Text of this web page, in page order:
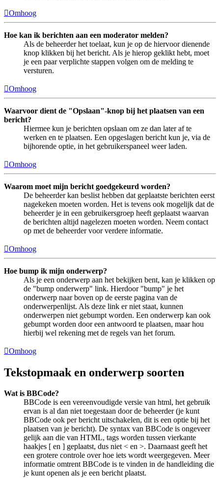
Omhoog
Hoe kan ik berichten aan een moderator melden?
Als de beheerder het toelaat, kun je op de hiervoor dienende
knop klikken bij het bericht. Als je hierop geklikt hebt, moet
je een paar verplichte stappen volgen om de melding te
versturen.
Omhoog
Waarvoor dient de "Opslaan"-knop bij het plaatsen van een
bericht?
Hiermee kun je berichten opslaan om ze dan later af te
werken en te plaatsen. Een opgeslagen bericht kun je, via de
bijhorende optie, in het gebruikerspaneel weer laden.
Omhoog
Waarom moet mijn bericht goedgekeurd worden?
De beheerder kan beslist hebben dat geplaatste berichten eerst
nagekeken moeten worden. Het is tevens ook mogelijk dat de
beheerder je in een gebruikersgroep heeft geplaatst waarvan
de berichten altijd nagelezen moeten worden. Neem contact
op met de beheerder voor verdere informatie.
Omhoog
Hoe bump ik mijn onderwerp?
Als je een onderwerp aan het bekijken bent, kan je klikken op
de "bump onderwerp" link. Hierdoor "bump" je het
onderwerp naar boven op de eerste pagina van de
onderwerpenlijst. Als deze link er niet staat, kunnen
onderwerpen niet gebumpt worden. Een onderwerp kan ook
gebumpt worden door een antwoord te plaatsen, maar hou
hierbij wel rekening met de regels van het forum.
Omhoog
Tekstopmaak en onderwerp soorten
Wat is BBCode?
BBCode is een vereenvoudigde versie van html, het gebruik
ervan is al dan niet toegestaan door de beheerder (je kunt
BBCode ook per bericht uitschakelen, dit is een optie bij het
plaatsen van je bericht). De syntax van BBCode is ongeveer
gelijk aan die van HTML, tags worden tussen vierkante
haakjes [ en ] geplaatst, dus niet < en >. Daarnaast geeft het
een grotere controle over hoe iets wordt weergegeven. Meer
informatie omtrent BBCode is te vinden in de handleiding die
je kunt openen als je een bericht plaatst.